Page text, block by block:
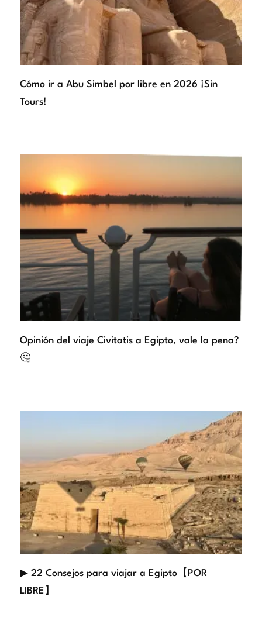
Cómo ir a Abu Simbel por libre en 2026 ¡Sin
Tours!
Opinión del viaje Civitatis a Egipto, vale la pena?
🤔
▶ 22 Consejos para viajar a Egipto【POR
LIBRE】